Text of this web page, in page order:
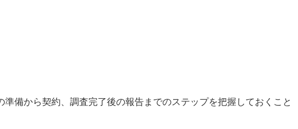
備から契約、調査完了後の報告までのステップを把握しておくこと